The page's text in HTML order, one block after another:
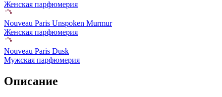
Женская парфюмерия
Nouveau Paris Unspoken Murmur
Женская парфюмерия
Nouveau Paris Dusk
Мужская парфюмерия
Описание